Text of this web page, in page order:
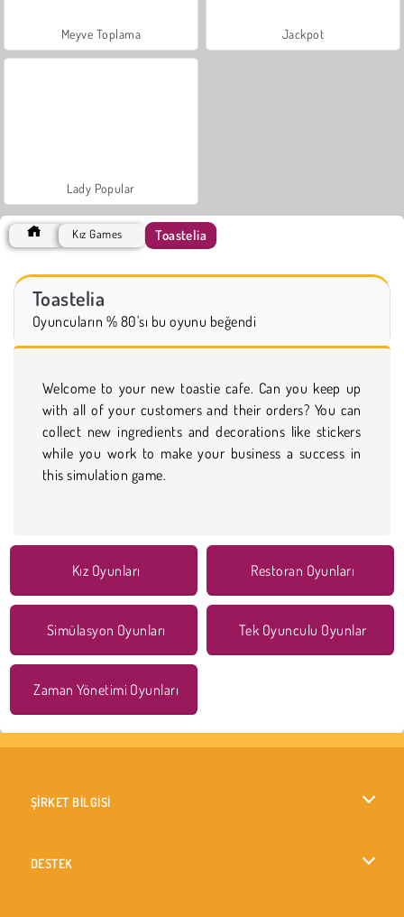
Meyve Toplama Jackpot
Lady Popular
Kız Games Toastelia
Toastelia
Oyuncuların % 80'sı bu oyunu beğendi
Welcome to your new toastie cafe. Can you keep up
with all of your customers and their orders? You can
collect new ingredients and decorations like stickers
while you work to make your business a success in
this simulation game.
Kız Oyunları Restoran Oyunları
Simülasyon Oyunları Tek Oyunculu Oyunlar
Zaman Yönetimi Oyunları
ŞİRKET BİLGİSİ
DESTEK